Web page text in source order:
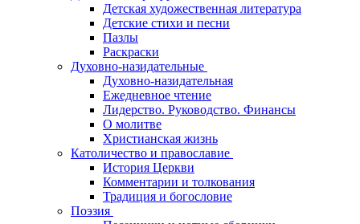
Детская художественная литература
Детские стихи и песни
Пазлы
Раскраски
Духовно-назидательные
Духовно-назидательная
Ежедневное чтение
Лидерство. Руководство. Финансы
О молитве
Христианская жизнь
Католичество и православие
История Церкви
Комментарии и толкования
Традиция и богословие
Поэзия